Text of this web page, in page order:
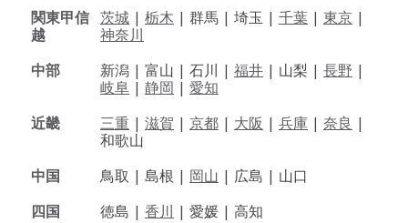
関東甲信
越
茨城 | 栃木 | 群馬 | 埼玉 | 千葉 | 東京 |
神奈川
中部
新潟 | 富山 | 石川 | 福井 | 山梨 | 長野 |
岐阜 | 静岡 | 愛知
近畿
三重 | 滋賀 | 京都 | 大阪 | 兵庫 | 奈良 |
和歌山
中国
鳥取 | 島根 | 岡山 | 広島 | 山口
四国
徳島 | 香川 | 愛媛 | 高知